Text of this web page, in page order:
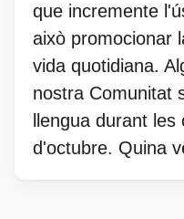
que incremente
això promocionar
vida quotidiana.
nostra Comunitat
llengua durant
d'octubre. Quina